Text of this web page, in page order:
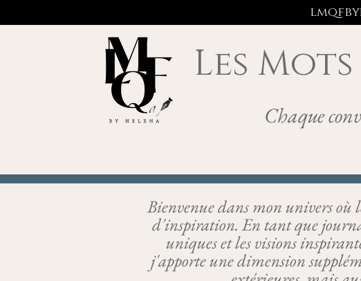
Les
Chaque
Bienvenue dans mon univers où
d'inspiration. En tant que
uniques et les visions
j'apporte une dimension